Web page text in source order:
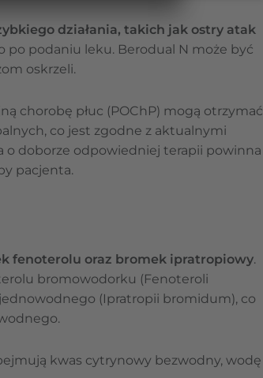
działania, takich jak ostry atak
podaniu leku. Berodual N może być
oskrzeli.
chorobę płuc (POChP) mogą otrzymać
co jest zgodne z aktualnymi
o doborze odpowiedniej terapii powinna
pacjenta.
fenoterolu oraz bromek ipratropiowy.
bromowodorku (Fenoteroli
(Ipratropii bromidum), co
kwas cytrynowy bezwodny, wodę